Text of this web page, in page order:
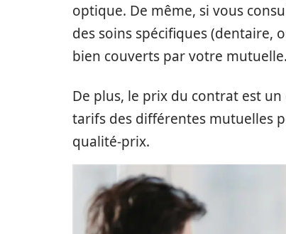
optique. De même, si vous
des soins spécifiques (dentaire,
bien couverts par votre mutuelle.
De plus, le prix du contrat est
tarifs des différentes mutuelles
qualité-prix.